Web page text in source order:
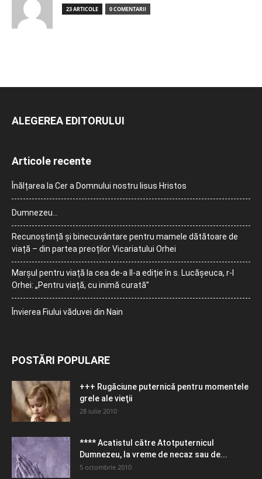
23 ARTICOLE 0 COMENTARII
ALEGEREA EDITORULUI
Articole recente
Înălțarea la Cer a Domnului nostru Iisus Hristos
Dumnezeu…
Recunoștință și binecuvântare pentru mamele dătătoare de
viață – din partea preoților Vicariatului Orhei
Marșul pentru viață la cea de-a II-a ediție în s. Lucășeuca, r-l
Orhei: „Pentru viață, cu inimă curată”
Învierea Fiului văduvei din Nain
POSTĂRI POPULARE
+++ Rugăciune puternică pentru momentele
grele ale vieţii
28 iulie 2010
**** Acatistul către Atotputernicul
Dumnezeu, la vreme de necaz sau de...
5 octombrie 2010